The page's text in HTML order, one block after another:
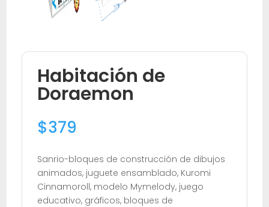
Habitación de
Doraemon
$379
Sanrio-bloques de construcción de dibujos
animados, juguete ensamblado, Kuromi
Cinnamoroll, modelo Mymelody, juego
educativo, gráficos, bloques de